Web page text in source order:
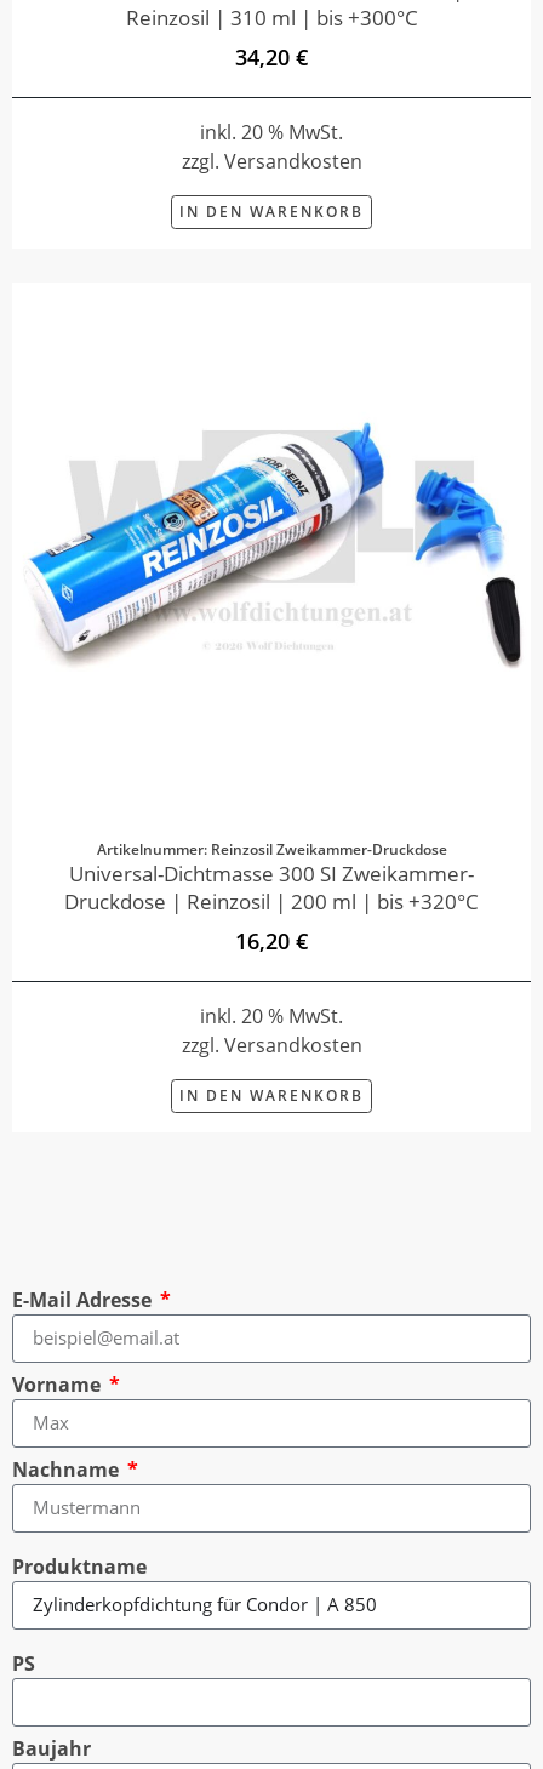
Reinzosil | 310 ml | bis +300°C
34,20 €
inkl. 20 % MwSt.
zzgl. Versandkosten
IN DEN WARENKORB
Artikelnummer: Reinzosil Zweikammer-Druckdose
Universal-Dichtmasse 300 SI Zweikammer-
Druckdose | Reinzosil | 200 ml | bis +320°C
16,20 €
inkl. 20 % MwSt.
zzgl. Versandkosten
IN DEN WARENKORB
E-Mail Adresse
Vorname
Nachname
Produktname
PS
Baujahr